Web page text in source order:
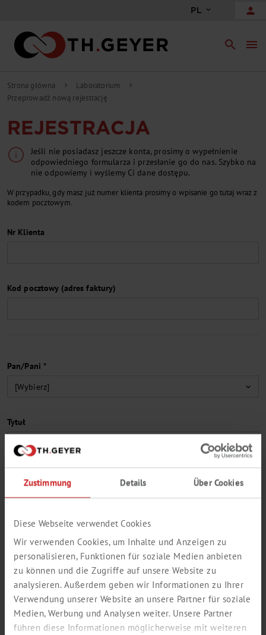
Zustimmung Details Über Cookies
Diese Webseite verwendet Cookies
Wir verwenden Cookies, um Inhalte und Anzeigen zu
personalisieren, Funktionen für soziale Medien anbieten
zu können und die Zugriffe auf unsere Website zu
analysieren. Außerdem geben wir Informationen zu Ihrer
Verwendung unserer Website an unsere Partner für soziale
Medien, Werbung und Analysen weiter. Unsere Partner
führen diese Informationen möglicherweise mit weiteren
PL person
search menu
Strona główna chevron_right Laboratorium chevron_right
Przeprowadź nową rejestrację
REJESTRACJA
Jeśli nie posiadasz jeszcze konta, prosimy o wypełnienie
odpowiedniego formularza i przesłanie go do nas. Szybko na
nie odpowiemy i wyślemy Ci dane dostępu.
W przypadku, gdy masz już numer klienta prosimy o wpisanie go tutaj wraz z
kodem pocztowym.
Nr Klienta
Kod pocztowy (adres faktury)
Pan/Pani *
Tytuł
Imię *
Email *